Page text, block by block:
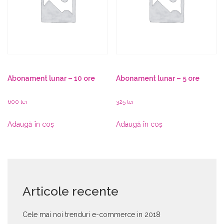
Abonament lunar – 10 ore
600 lei
Adaugă în coș
Abonament lunar – 5 ore
325 lei
Adaugă în coș
Articole recente
Cele mai noi trenduri e-commerce in 2018